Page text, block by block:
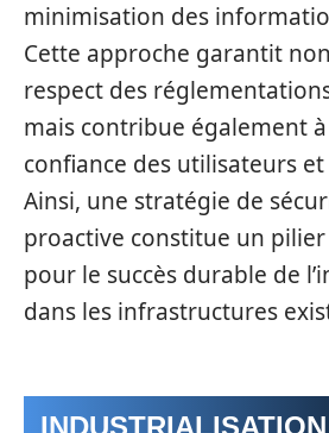
minimisation des
Cette approche garantit
respect des
mais contribue également
confiance des utilisateurs
Ainsi, une stratégie de
proactive constitue un
pour le succès durable de
dans les infrastructures